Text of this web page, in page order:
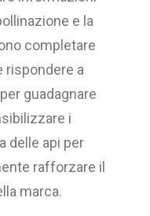
e la
completare
rispondere a
guadagnare
i
delle api per
rafforzare il
marca.